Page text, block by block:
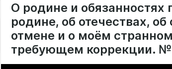
О родине и обязанностях
родине, об отечествах, об
отмене и о моём
требующем коррекции.